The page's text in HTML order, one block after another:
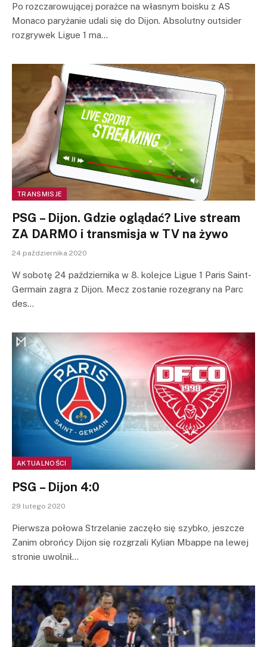
Po rozczarowującej porażce na własnym boisku z AS
Monaco paryżanie udali się do Dijon. Absolutny outsider
rozgrywek Ligue 1 ma…
TRANSMISJE
PSG – Dijon. Gdzie oglądać? Live stream
ZA DARMO i transmisja w TV na żywo
24 października 2020
W sobotę 24 października w 8. kolejce Ligue 1 Paris Saint-
Germain zagra z Dijon. Mecz zostanie rozegrany na Parc
des…
AKTUALNOŚCI
PSG – Dijon 4:0
29 lutego 2020
Pierwsza połowa Strzelanie zaczęło się szybko, jeszcze
Zanim obrońcy Dijon się rozgrzali Kylian Mbappe na lewej
stronie uwolnił…